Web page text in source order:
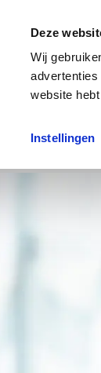
Deze
Wij
website
Instellingen
Energie